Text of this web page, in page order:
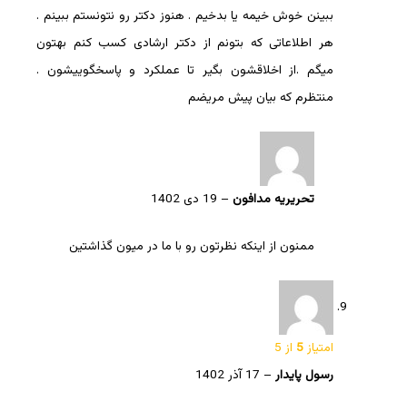
ببینن خوش خیمه یا بدخیم . هنوز دکتر رو نتونستم ببینم .
هر اطلاعاتی که بتونم از دکتر ارشادی کسب کنم بهتون
میگم .از اخلاقشون بگیر تا عملکرد و پاسخگوییشون .
منتظرم که بیان پیش مریضم
تحریریه مدافون – 19 دی 1402
ممنون از اینکه نظرتون رو با ما در میون گذاشتین
امتیاز5 از 5
رسول پایدار – 17 آذر 1402